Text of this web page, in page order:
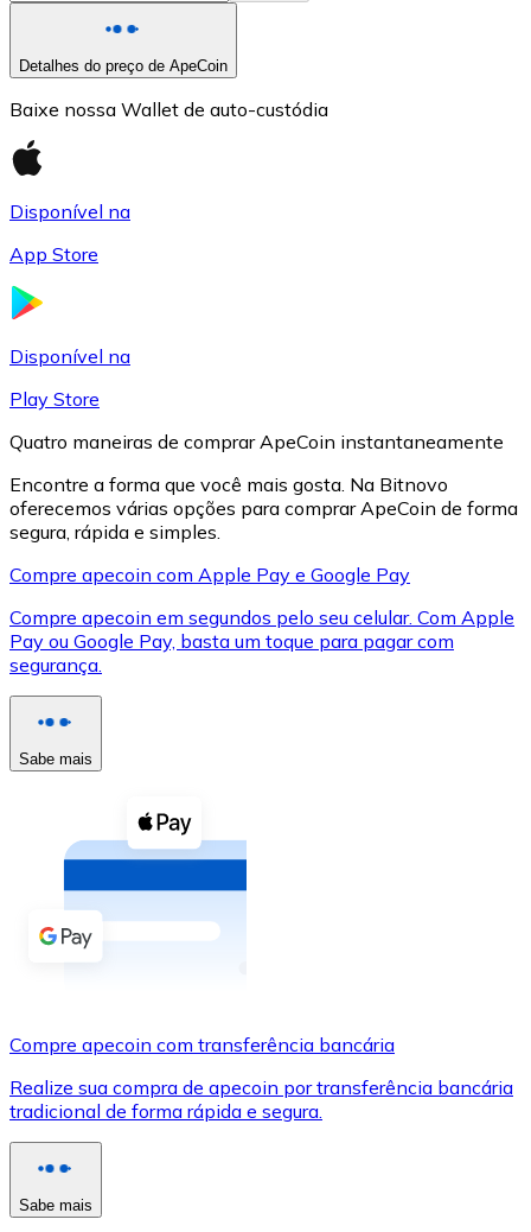
XRP
XRP
Ver tudo
Cupons cripto
Compre criptomoedas com dinheiro e outros
Comprar com dinheiro
Transferência SEPA
Use cartões Visa e Mastercard para comprar
Comprar com cartão
Detalhes do preço de ApeCoin
Baixe nossa Wallet de auto-custódia
Disponível na
App Store
Disponível na
Play Store
Quatro maneiras de comprar ApeCoin instantaneamente
Encontre a forma que você mais gosta. Na Bitnovo
oferecemos várias opções para comprar ApeCoin de forma
segura, rápida e simples.
Compre apecoin com Apple Pay e Google Pay
Compre apecoin em segundos pelo seu celular. Com Apple
Pay ou Google Pay, basta um toque para pagar com
segurança.
Sabe mais
Compre apecoin com transferência bancária
Realize sua compra de apecoin por transferência bancária
tradicional de forma rápida e segura.
Sabe mais